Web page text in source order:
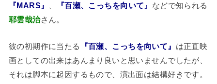
『MARS』
『百瀬、こっちを向いて』 などで知られる
耶雲哉治さん。
彼の初期作に当たる 『百瀬、こっちを向いて』 は正直映
画としての出来はあんまり良いと思いませんでしたが、
それは脚本に起因するもので、演出面は結構好きです。